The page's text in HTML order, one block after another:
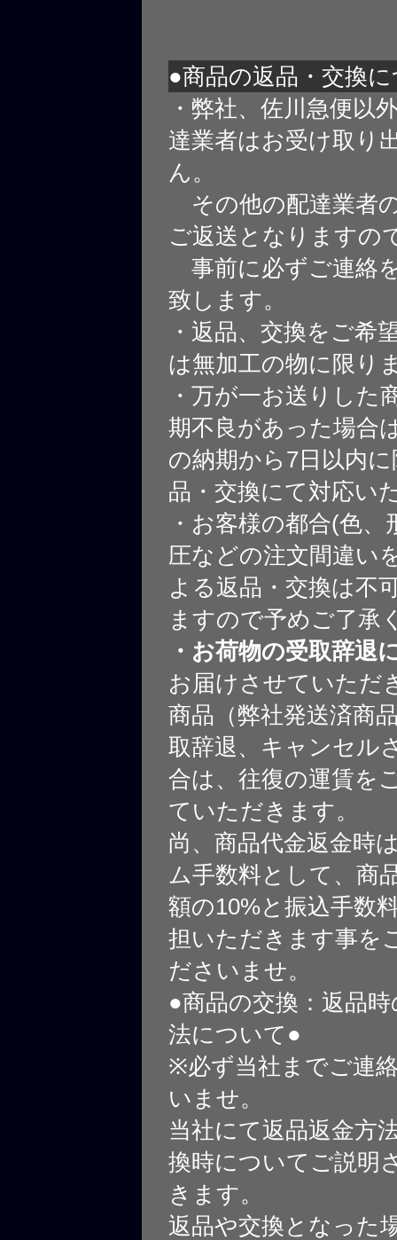
●商品の返品・交換
・弊社、佐川急便以
達業者はお受け取り
ん。
その他の配達業者
ご返送となりますの
事前に必ずご連絡
致します。
・返品、交換をご希
は無加工の物に限り
・万が一お送りした
期不良があった場合
の納期から7日以内
品・交換にて対応い
・お客様の都合(色、
圧などの注文間違い
よる返品・交換は不
ますので予めご了承
・お荷物の受取辞退
お届けさせていただ
商品（弊社発送済商
取辞退、キャンセル
合は、往復の運賃を
ていただきます。
尚、商品代金返金時
ム手数料として、商
額の10%と振込手数
担いただきます事を
ださいませ。
●商品の交換：返品
法について●
※必ず当社までご連
いませ。
当社にて返品返金方
換時についてご説明
きます。
返品や交換となった